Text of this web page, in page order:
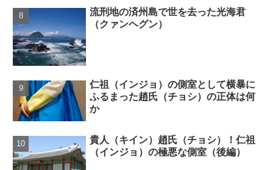
流刑地の済州島で世を去った光海君
（クァンヘグン）
仁祖（インジョ）の側室として横暴に
ふるまった趙氏（チョシ）の正体は何
か
貴人（キイン）趙氏（チョシ）！仁祖
（インジョ）の極悪な側室（後編）